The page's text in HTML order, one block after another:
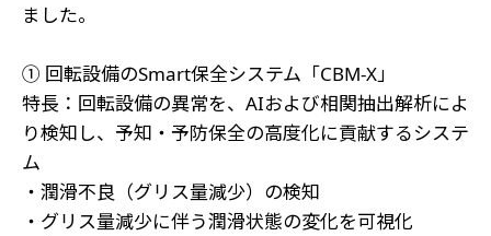
ました。
① 回転設備のSmart保全システム「CBM-X」
特長：回転設備の異常を、AIおよび相関抽出解析によ
り検知し、予知・予防保全の高度化に貢献するシステ
ム
・潤滑不良（グリス量減少）の検知
・グリス量減少に伴う潤滑状態の変化を可視化